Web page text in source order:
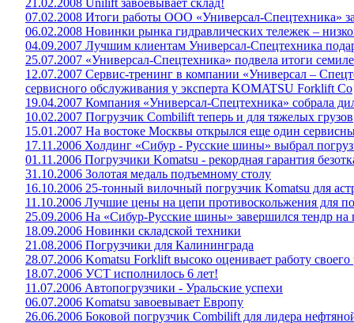
21.02.2008 Unilift завоевывает склад!
07.02.2008 Итоги работы ООО «Универсал-Спецтехника»
06.02.2008 Новинки рынка гидравлических тележек –
04.09.2007 Лучшим клиентам Универсал-Спецтехника
25.07.2007 «Универсал-Спецтехника» подвела итоги
12.07.2007 Сервис-тренинг в компании «Универсал –
сервисного обслуживания у эксперта KOMATSU Forklift Co
19.04.2007 Компания «Универсал-Спецтехника» собрала
10.02.2007 Погрузчик Combilift теперь и для тяжелых грузов
15.01.2007 На востоке Москвы открылся еще один
17.11.2006 Холдинг «Сибур - Русские шины» выбрал
01.11.2006 Погрузчики Komatsu - рекордная гарантия
31.10.2006 Золотая медаль подъемному столу
16.10.2006 25-тонный вилочный погрузчик Komatsu для
11.10.2006 Лучшие цены на цепи противоскольжения для
25.09.2006 На «Сибур-Русские шины» завершился тендр на
18.09.2006 Новинки складской техники
21.08.2006 Погрузчики для Калининграда
28.07.2006 Komatsu Forklift высоко оценивает работу своего
18.07.2006 УСТ исполнилось 6 лет!
11.07.2006 Автопогрузчики - Уральские успехи
06.07.2006 Komatsu завоевывает Европу
26.06.2006 Боковой погрузчик Combilift для лидера